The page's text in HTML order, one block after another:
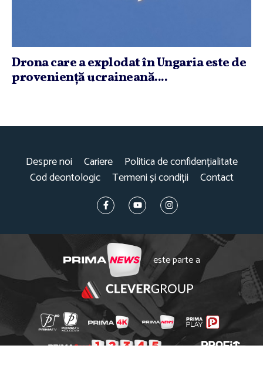
Drona care a explodat în Ungaria este de
provenienţă ucraineană....
Despre noi Cariere
Politica de confidențialitate
Cod deontologic
Termeni și condiții Contact
este parte a